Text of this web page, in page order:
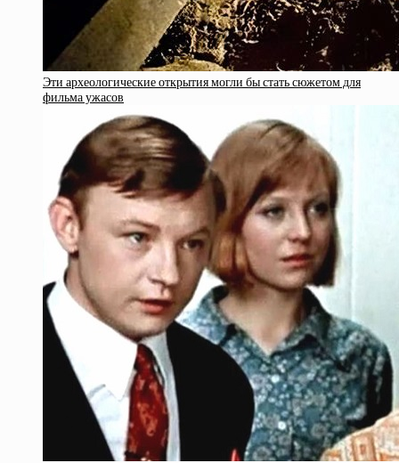
Эти археологические открытия могли бы стать сюжетом для
фильма ужасов